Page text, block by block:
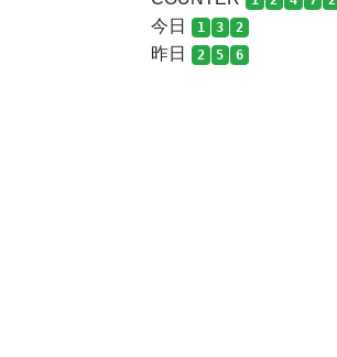
今日 1 3 2
昨日 2 5 6